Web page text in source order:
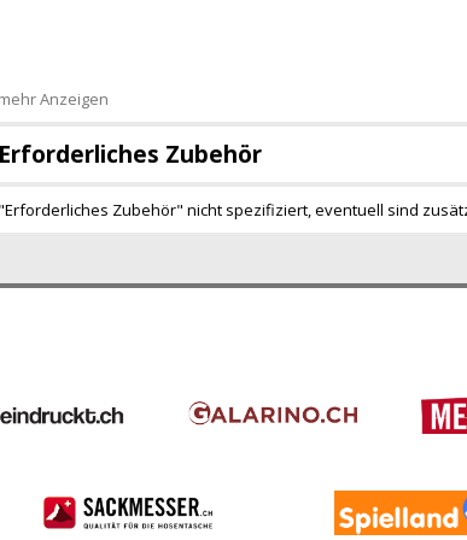
Anzeigen
Zubehör
Zubehör" nicht spezifiziert, eventuell sind